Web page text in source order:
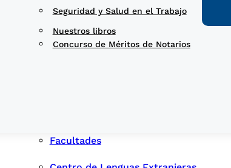
Seguridad y Salud en el Trabajo
Concurso de Méritos de Notarios
Nuestros libros
Facultades